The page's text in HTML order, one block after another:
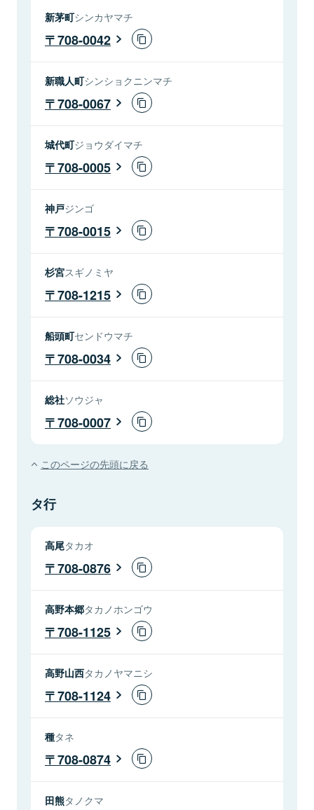
新茅町シンカヤマチ
708-0042
新職人町シンショクニンマチ
708-0067
城代町ジョウダイマチ
708-0005
神戸ジンゴ
708-0015
杉宮スギノミヤ
708-1215
船頭町センドウマチ
708-0034
総社ソウジャ
708-0007
このページの先頭に戻る
タ行
高尾タカオ
708-0876
高野本郷タカノホンゴウ
708-1125
高野山西タカノヤマニシ
708-1124
種タネ
708-0874
田熊タノクマ